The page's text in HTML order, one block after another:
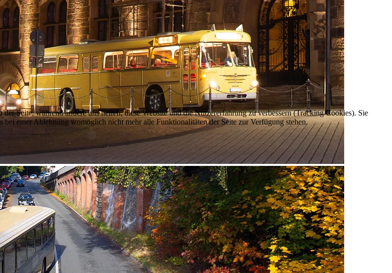
Seite, während andere uns helfen, diese Website und die Nutzererfahrung zu verbessern (Tracking Cookies). Sie
bei einer Ablehnung womöglich nicht mehr alle Funktionalitäten der Seite zur Verfügung stehen.